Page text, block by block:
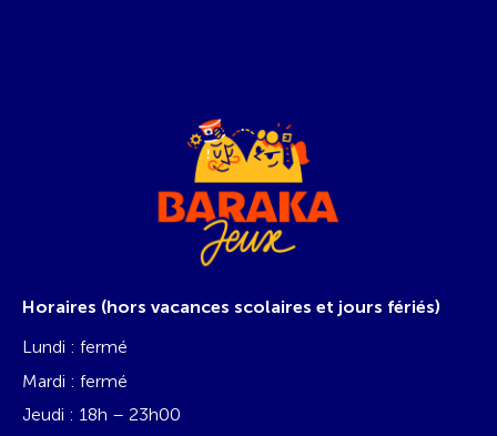
Horaires (hors vacances scolaires et jours fériés)
Lundi : fermé
Mardi : fermé
Jeudi : 18h – 23h00